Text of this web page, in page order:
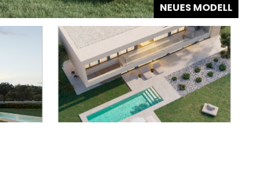
NEUES MODELL